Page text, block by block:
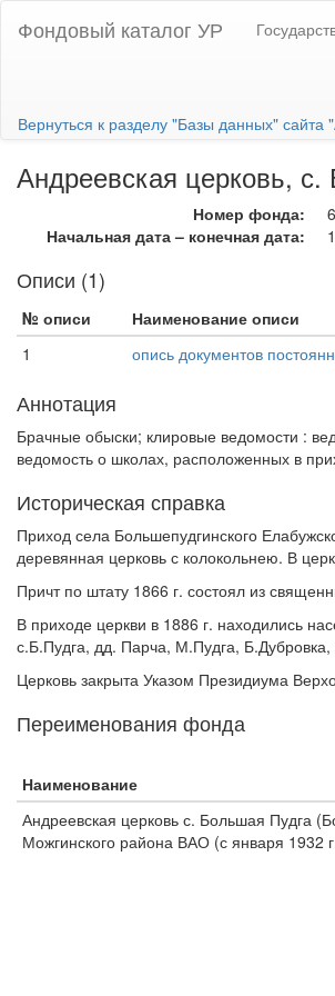
Фондовый каталог УР
Вернуться к разделу "Базы данных"
Андреевская церковь, с.
Номер фонда:
Начальная дата – конечная дата:
Описи (1)
№ описи Наименование описи
1
опись документов
Аннотация
Брачные обыски; клировые ведомости :
ведомость о школах, расположенных в
Историческая справка
Приход села Большепудгинского
деревянная церковь с колокольнею. В
Причт по штату 1866 г. состоял из
В приходе церкви в 1886 г. находились
с.Б.Пудга, дд. Парча, М.Пудга,
Церковь закрыта Указом Президиума
Переименования фонда
Наименование
Андреевская церковь с. Большая Пудга
Можгинского района ВАО (с января